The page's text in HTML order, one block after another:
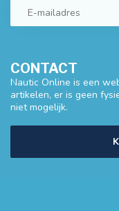
CONTACT
Nautic Online is een
artikelen, er is geen
niet mogelijk.